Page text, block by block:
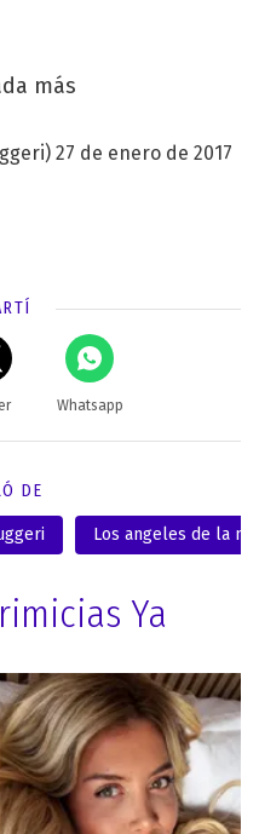
más
27 de enero de 2017
Whatsapp
DE
Los angeles de la
Ya